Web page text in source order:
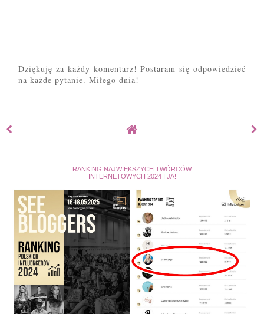
Dziękuję za każdy komentarz! Postaram się odpowiedzieć
na każde pytanie. Miłego dnia!
RANKING NAJWIĘKSZYCH TWÓRCÓW
INTERNETOWYCH 2024 I JA!